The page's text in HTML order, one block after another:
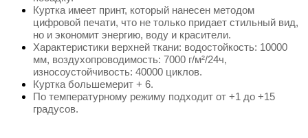
Куртка имеет принт, который нанесен методом
цифровой печати, что не только придает стильный вид,
но и экономит энергию, воду и красители.
Характеристики верхней ткани: водостойкость: 10000
мм, воздухопроводимость: 7000 г/м²/24ч,
износоустойчивость: 40000 циклов.
Куртка большемерит + 6.
По температурному режиму подходит от +1 до +15
градусов.